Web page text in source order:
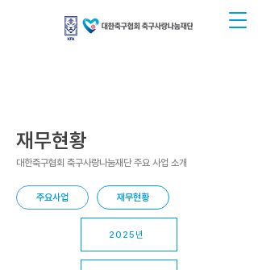
재무현황
대한축구협회 축구사랑나눔재단 주요 사업 소개
주요사업 재무현황
2025년